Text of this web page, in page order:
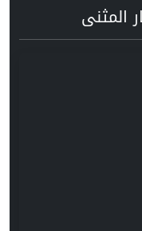
المثنى